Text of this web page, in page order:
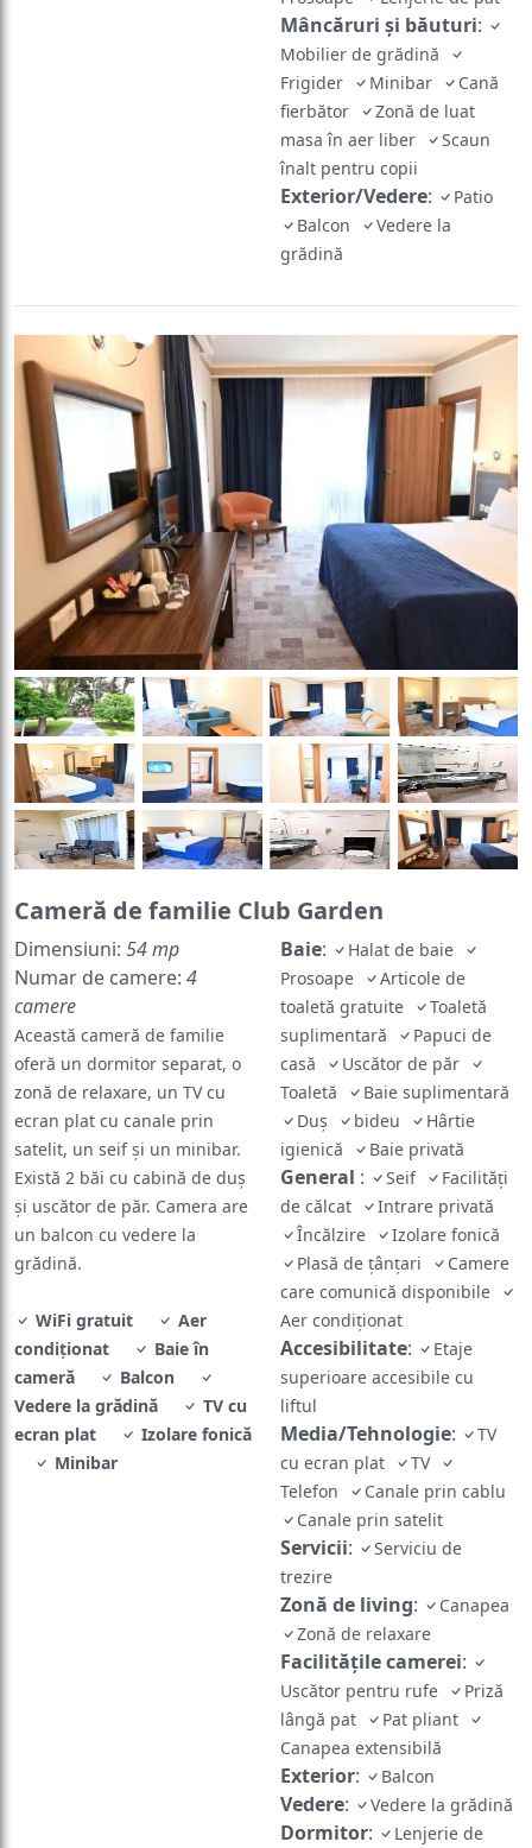
Mâncăruri și băuturi:
Mobilier de grădină
Frigider
Minibar
Cană
fierbător
Zonă de luat
masa în aer liber
Scaun
înalt pentru copii
Exterior/Vedere:
Patio
Balcon
Vedere la
grădină
Cameră de familie Club Garden
Dimensiuni: 54 mp
Numar de camere: 4
camere
Această cameră de familie
oferă un dormitor separat, o
zonă de relaxare, un TV cu
ecran plat cu canale prin
satelit, un seif și un minibar.
Există 2 băi cu cabină de duș
și uscător de păr. Camera are
un balcon cu vedere la
grădină.
WiFi gratuit
Aer
condiționat
Baie în
cameră
Balcon
Vedere la grădină
TV cu
ecran plat
Izolare fonică
Minibar
Baie:
Halat de baie
Prosoape
Articole de
toaletă gratuite
Toaletă
suplimentară
Papuci de
casă
Uscător de păr
Toaletă
Baie suplimentară
Duș
bideu
Hârtie
igienică
Baie privată
General : Seif
Facilități
de călcat
Intrare privată
Încălzire
Izolare fonică
Plasă de țânțari
Camere
care comunică disponibile
Aer condiționat
Accesibilitate:
Etaje
superioare accesibile cu
liftul
Media/Tehnologie:
TV
cu ecran plat
TV
Telefon
Canale prin cablu
Canale prin satelit
Servicii:
Serviciu de
trezire
Zonă de living:
Canapea
Zonă de relaxare
Facilităţile camerei:
Uscător pentru rufe
Priză
lângă pat
Pat pliant
Canapea extensibilă
Exterior: Balcon
Vedere: Vedere la grădină
Dormitor:
Lenjerie de